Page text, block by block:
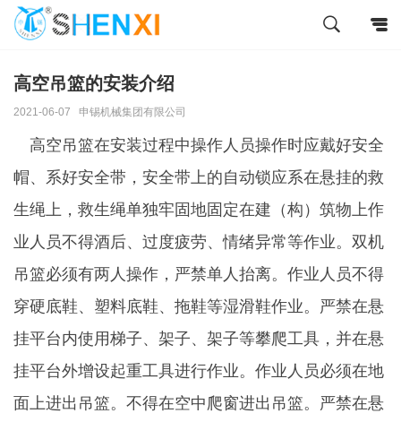
高空吊篮的安装介绍
2021-06-07 申锡机械集团有限公司
高空吊篮在安装过程中操作人员操作时应戴好安全
帽、系好安全带，安全带上的自动锁应系在悬挂的救
生绳上，救生绳单独牢固地固定在建（构）筑物上作
业人员不得酒后、过度疲劳、情绪异常等作业。双机
吊篮必须有两人操作，严禁单人抬离。作业人员不得
穿硬底鞋、塑料底鞋、拖鞋等湿滑鞋作业。严禁在悬
挂平台内使用梯子、架子、架子等攀爬工具，并在悬
挂平台外增设起重工具进行作业。作业人员必须在地
面上进出吊篮。不得在空中爬窗进出吊篮。严禁在悬